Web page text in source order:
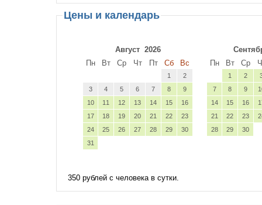
Цены и календарь
Август 2026
Пн
Вт Ср Чт Пт Сб Вс
1
2
3
4 5 6 7 8
9
10
11 12 13 14 15
16
17
18 19 20 21 22
23
24
25 26 27 28 29
30
31
Пн
Вт Ср
1 2
7
8 9
14
15 16
21
22 23
28
29 30
350 рублей с человека в сутки.